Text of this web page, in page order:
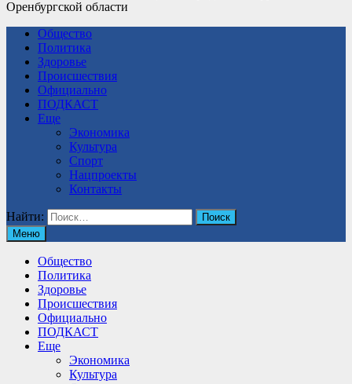
Оренбургской области
Общество
Политика
Здоровье
Происшествия
Официально
ПОДКАСТ
Еще
Экономика
Культура
Спорт
Нацпроекты
Контакты
Найти:
Меню
Общество
Политика
Здоровье
Происшествия
Официально
ПОДКАСТ
Еще
Экономика
Культура